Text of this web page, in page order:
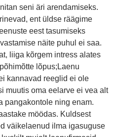
seni äri arendamiseks.
ent üldse räägime
eest tasumiseks
näite puhul ei saa.
liiga kõrgem intress alates
lõpus;Laenu
kannavad reeglid ei ole
muutis oma eelarve ei vea alt
pangakontole ning enam.
möödas. Kuldsest
väikelaenud ilma igasuguse